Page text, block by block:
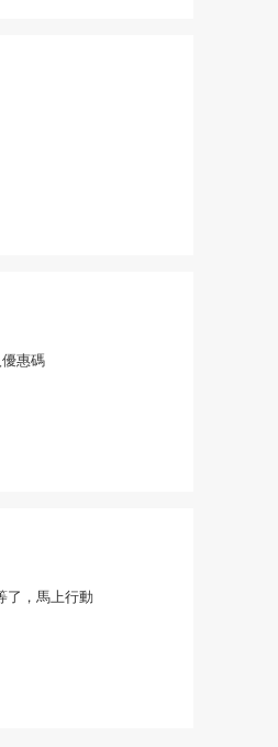
惠碼
了，馬上行動